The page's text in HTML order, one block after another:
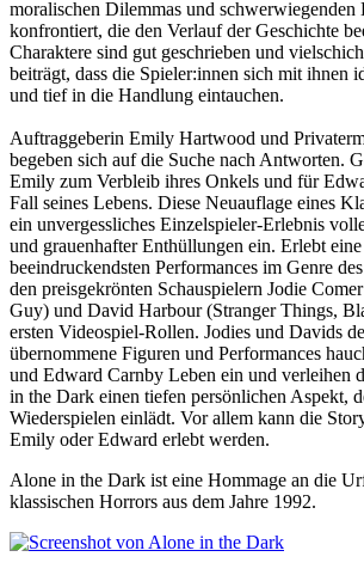
moralischen Dilemmas und schwerwiegenden
konfrontiert, die den Verlauf der Geschichte
Charaktere sind gut geschrieben und
beiträgt, dass die Spieler:innen sich mit ihnen
und tief in die Handlung eintauchen.
Auftraggeberin Emily Hartwood und
begeben sich auf die Suche nach Antworten.
Emily zum Verbleib ihres Onkels und für
Fall seines Lebens. Diese Neuauflage eines
ein unvergessliches Einzelspieler-Erlebnis
und grauenhafter Enthüllungen ein. Erlebt
beeindruckendsten Performances im Genre
den preisgekrönten Schauspielern Jodie
Guy) und David Harbour (Stranger Things,
ersten Videospiel-Rollen. Jodies und Davids
übernommene Figuren und Performances
und Edward Carnby Leben ein und verleihen
in the Dark einen tiefen persönlichen Aspekt,
Wiederspielen einlädt. Vor allem kann die
Emily oder Edward erlebt werden.
Alone in the Dark ist eine Hommage an die
klassischen Horrors aus dem Jahre 1992.